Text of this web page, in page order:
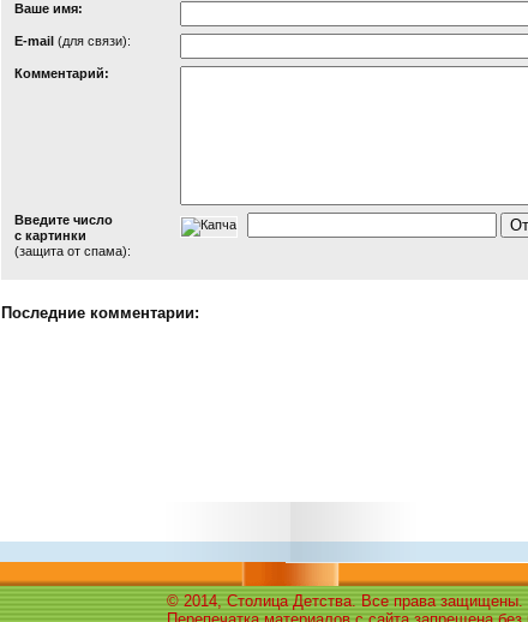
Ваше имя:
Е-mail (для связи):
Комментарий:
Введите число
с картинки
(защита от спама):
Последние комментарии:
© 2014, Столица Детства. Все права защищены.